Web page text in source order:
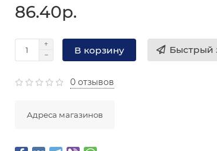
86.40р.
В корзину Быстрый
0 отзывов
Адреса магазинов